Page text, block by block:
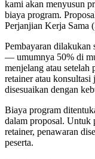
kami akan menyusun
biaya program.
Perjanjian Kerja Sama
Pembayaran dilakukan
— umumnya 50% di
menjelang atau setelah
retainer atau konsultasi
disesuaikan dengan
Biaya program
dalam proposal. Untuk
retainer, penawaran
peserta.